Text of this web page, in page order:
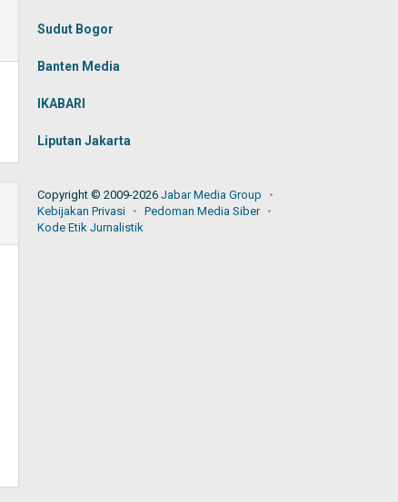
Sudut Bogor
Banten Media
IKABARI
Liputan Jakarta
Copyright © 2009-2026Jabar Media Group
Kebijakan Privasi
Pedoman Media Siber
Kode Etik Jurnalistik